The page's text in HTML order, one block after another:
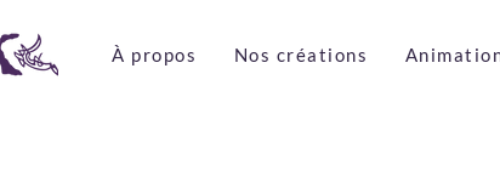
À propos Nos créations